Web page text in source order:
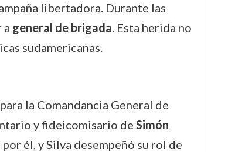
libertadora. Durante las
a general de brigada. Esta herida no
sudamericanas.
la Comandancia General de
y fideicomisario de Simón
él, y Silva desempeñó su rol de